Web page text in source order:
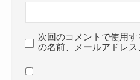
次回のコメントで使用
の名前、メールアドレス